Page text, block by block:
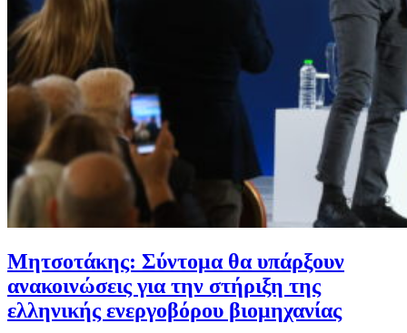
Μητσοτάκης: Σύντομα θα υπάρξουν
ανακοινώσεις για την στήριξη της
ελληνικής ενεργοβόρου βιομηχανίας